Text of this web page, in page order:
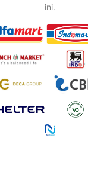
ini.